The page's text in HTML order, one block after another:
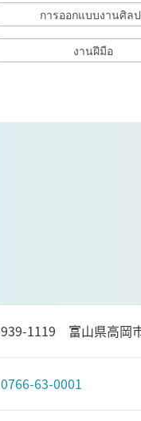
การออกแบบงานศิล
งานฝีมือ
939-1119 富山県高岡
0766-63-0001